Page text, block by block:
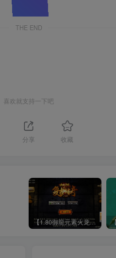
THE END
喜欢就支持一下吧
分享 收藏
【1.80御龍元素火龙[摸摸登陆器]】战神引擎WIN服务端+GM工具+充值后台+双端+架设教程